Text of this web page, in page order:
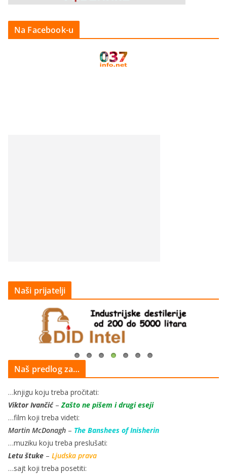
Na Facebook-u
Naši prijatelji
Naš predlog za…
…knjigu koju treba pročitati:
Viktor Ivančić–Zašto ne pišem i drugi eseji
…film koji treba videti:
Martin McDonagh – The Banshees of Inisherin
…muziku koju treba preslušati:
Letu štuke – Ljudska prava
…sajt koji treba posetiti: